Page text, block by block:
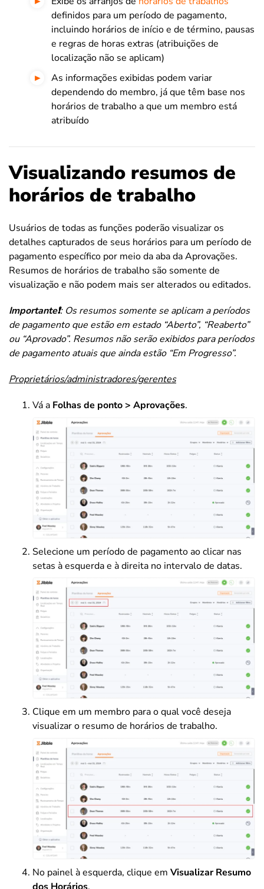
definidos para um período de pagamento,
incluindo horários de início e de término, pausas
e regras de horas extras (atribuições de
localização não se aplicam)
As informações exibidas podem variar
dependendo do membro, já que têm base nos
horários de trabalho a que um membro está
atribuído
Visualizando resumos de
horários de trabalho
Usuários de todas as funções poderão visualizar os
detalhes capturados de seus horários para um período de
pagamento específico por meio da aba da Aprovações.
Resumos de horários de trabalho são somente de
visualização e não podem mais ser alterados ou editados.
Importante❗: Os resumos somente se aplicam a períodos
de pagamento que estão em estado “Aberto”, “Reaberto”
ou “Aprovado”. Resumos não serão exibidos para períodos
de pagamento atuais que ainda estão “Em Progresso”.
Proprietários/administradores/gerentes
Vá a Folhas de ponto > Aprovações.
Selecione um período de pagamento ao clicar nas
setas à esquerda e à direita no intervalo de datas.
Clique em um membro para o qual você deseja
visualizar o resumo de horários de trabalho.
No painel à esquerda, clique em Visualizar Resumo